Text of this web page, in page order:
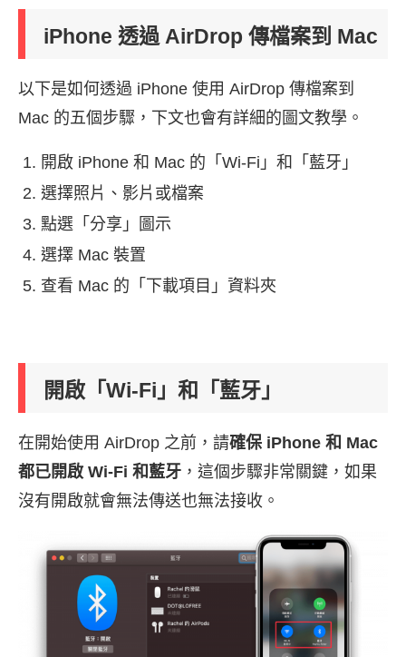
iPhone 透過 AirDrop 傳檔案到 Mac
以下是如何透過 iPhone 使用 AirDrop 傳檔案到
Mac 的五個步驟，下文也會有詳細的圖文教學。
開啟 iPhone 和 Mac 的「Wi-Fi」和「藍牙」
選擇照片、影片或檔案
點選「分享」圖示
選擇 Mac 裝置
查看 Mac 的「下載項目」資料夾
開啟「Wi-Fi」和「藍牙」
在開始使用 AirDrop 之前，請確保 iPhone 和 Mac
都已開啟 Wi-Fi 和藍牙 ，這個步驟非常關鍵，如果
沒有開啟就會無法傳送也無法接收。